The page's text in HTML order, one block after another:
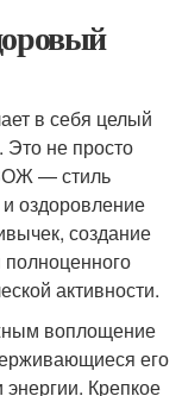
в себя целый
Это не просто
— стиль
оздоровление
создание
активности.
воплощение
его
Крепкое